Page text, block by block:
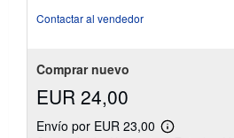
Contactar al vendedor
Comprar nuevo
EUR 24,00
Envío por EUR 23,00
Más